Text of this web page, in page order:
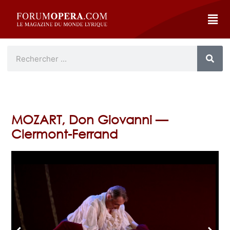
MOZART, Don Giovanni —
Clermont-Ferrand